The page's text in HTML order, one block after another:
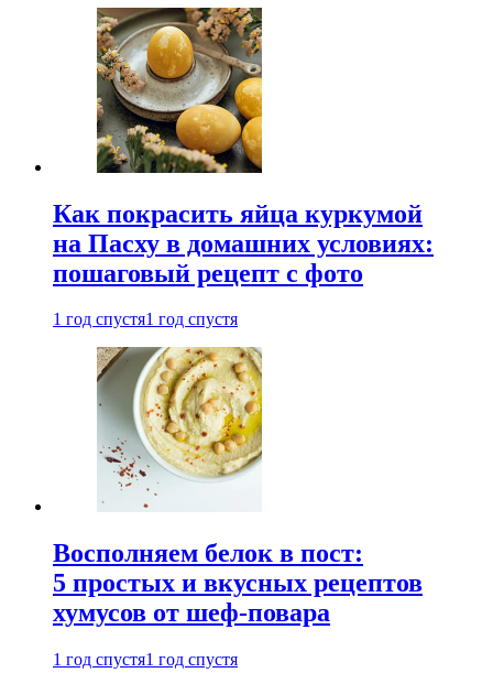
Как покрасить яйца куркумой
на Пасху в домашних условиях:
пошаговый рецепт с фото
1 год спустя1 год спустя
Восполняем белок в пост:
5 простых и вкусных рецептов
хумусов от шеф-повара
1 год спустя1 год спустя